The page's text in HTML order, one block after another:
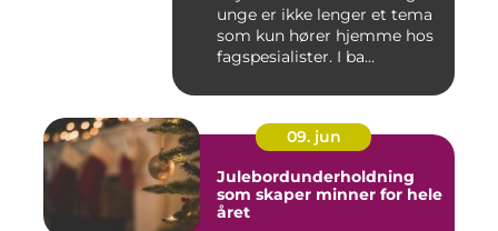
unge er ikke lenger et tema
som kun hører hjemme hos
fagspesialister. I ba...
09. jun
Julebordunderholdning
som skaper minner for hele
året